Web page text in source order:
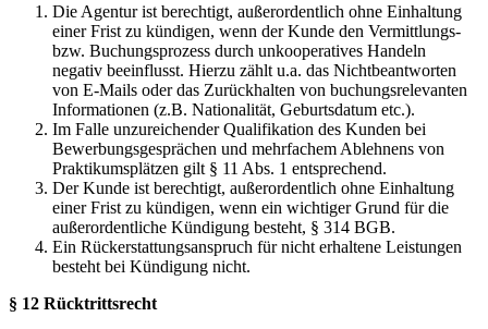
Die Agentur ist berechtigt, außerordentlich ohne Einhaltung
einer Frist zu kündigen, wenn der Kunde den Vermittlungs-
bzw. Buchungsprozess durch unkooperatives Handeln
negativ beeinflusst. Hierzu zählt u.a. das Nichtbeantworten
von E-Mails oder das Zurückhalten von buchungsrelevanten
Informationen (z.B. Nationalität, Geburtsdatum etc.).
Im Falle unzureichender Qualifikation des Kunden bei
Bewerbungsgesprächen und mehrfachem Ablehnens von
Praktikumsplätzen gilt § 11 Abs. 1 entsprechend.
Der Kunde ist berechtigt, außerordentlich ohne Einhaltung
einer Frist zu kündigen, wenn ein wichtiger Grund für die
außerordentliche Kündigung besteht, § 314 BGB.
Ein Rückerstattungsanspruch für nicht erhaltene Leistungen
besteht bei Kündigung nicht.
§ 12 Rücktrittsrecht